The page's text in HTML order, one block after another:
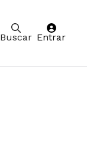
Buscar Entrar